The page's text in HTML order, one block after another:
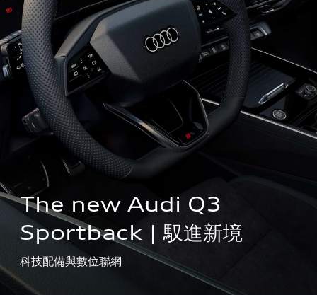
The new Audi Q3
Sportback | 馭進新境
科技配備與數位聯網